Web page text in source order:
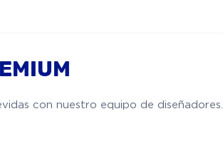
con nuestro equipo de diseñadores.